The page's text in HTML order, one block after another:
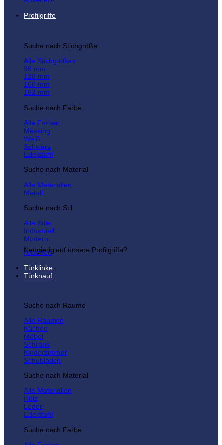
Profilgriffe
Suche nach Stichgröße
Alle Stichgrößen
96 mm
128 mm
160 mm
192 mm
Suche nach Farbe
Alle Farben
Messing
Weiß
Schwarz
Edelstahl
Suche nach Material
Alle Materialien
Metall
Suche nach Stil
Alle Stile
Industriell
Modern
Neugierig auf unsere Profilgriffe?
Ansehen
Türklinke
Türknauf
Suche nach Raume
Alle Raumen
Küchen
Möbel
Schrank
Kinderzimmer
Schubladen
Suche nach Material
Alle Materialien
Holz
Leder
Edelstahl
Suche nach Farbe